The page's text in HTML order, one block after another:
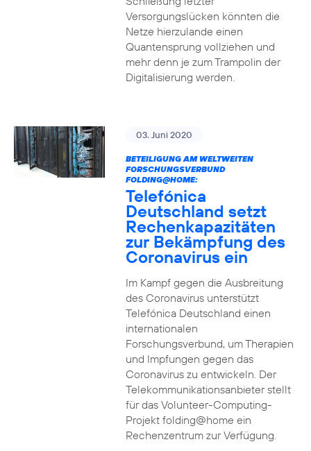
Versorgungslücken könnten die
Netze hierzulande einen
Quantensprung vollziehen und
mehr denn je zum Trampolin der
Digitalisierung werden.
03. Juni 2020
BETEILIGUNG AM WELTWEITEN
FORSCHUNGSVERBUND
FOLDING@HOME:
Telefónica
Deutschland setzt
Rechenkapazitäten
zur Bekämpfung des
Coronavirus ein
Im Kampf gegen die Ausbreitung
des Coronavirus unterstützt
Telefónica Deutschland einen
internationalen
Forschungsverbund, um Therapien
und Impfungen gegen das
Coronavirus zu entwickeln. Der
Telekommunikationsanbieter stellt
für das Volunteer-Computing-
Projekt folding@home ein
Rechenzentrum zur Verfügung.